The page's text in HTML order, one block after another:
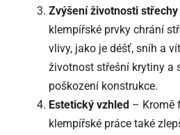
Zvýšení životnosti střechy
klempířské prvky chrání
vlivy, jako je déšť, sníh a
životnost střešní krytiny a
poškození konstrukce.
Estetický vzhled – Kromě
klempířské práce také